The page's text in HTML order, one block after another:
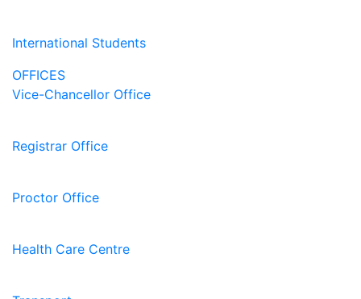
International Students
OFFICES
Vice-Chancellor Office
Registrar Office
Proctor Office
Health Care Centre